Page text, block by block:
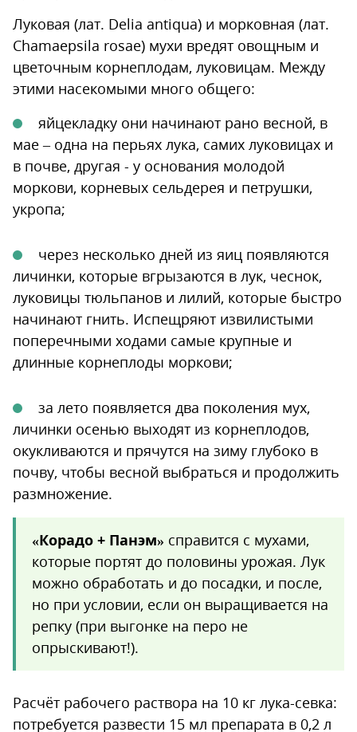
Луковая (лат. Delia antiqua) и морковная (лат.
Chamaepsila rosae) мухи вредят овощным и
цветочным корнеплодам, луковицам. Между
этими насекомыми много общего:
яйцекладку они начинают рано весной, в
мае – одна на перьях лука, самих луковицах и
в почве, другая - у основания молодой
моркови, корневых сельдерея и петрушки,
укропа;
через несколько дней из яиц появляются
личинки, которые вгрызаются в лук, чеснок,
луковицы тюльпанов и лилий, которые быстро
начинают гнить. Испещряют извилистыми
поперечными ходами самые крупные и
длинные корнеплоды моркови;
за лето появляется два поколения мух,
личинки осенью выходят из корнеплодов,
окукливаются и прячутся на зиму глубоко в
почву, чтобы весной выбраться и продолжить
размножение.
«Корадо + Панэм» справится с мухами,
которые портят до половины урожая. Лук
можно обработать и до посадки, и после,
но при условии, если он выращивается на
репку (при выгонке на перо не
опрыскивают!).
Расчёт рабочего раствора на 10 кг лука-севка:
потребуется развести 15 мл препарата в 0,2 л